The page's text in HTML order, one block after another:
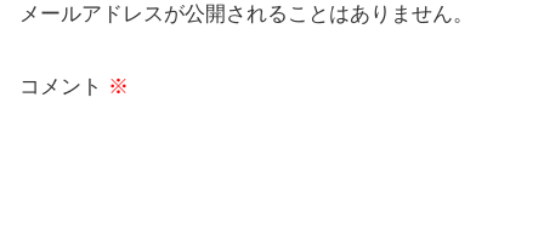
メールアドレスが公開されることはありません。
コメント ※